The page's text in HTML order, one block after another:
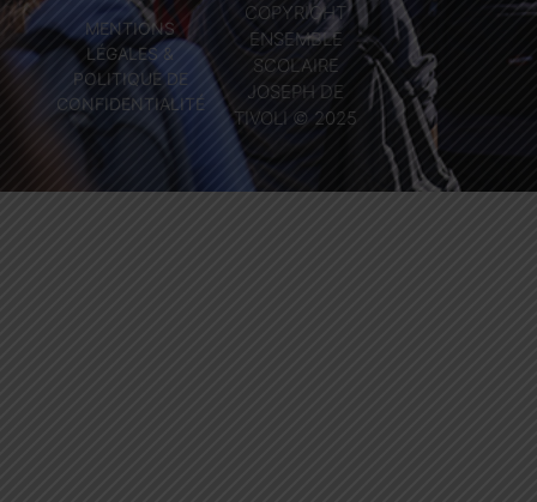
MENTIONS
LÉGALES &
POLITIQUE DE
CONFIDENTIALITÉ
COPYRIGHT
ENSEMBLE
SCOLAIRE
JOSEPH DE
TIVOLI © 2025